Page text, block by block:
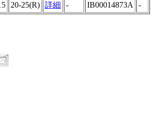
20-25(R) 詳細 - IB00014873A -